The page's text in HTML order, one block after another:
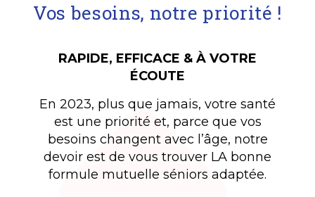
Vos besoins, notre priorité !
RAPIDE, EFFICACE & À VOTRE
ÉCOUTE
En 2023, plus que jamais, votre santé
est une priorité et, parce que vos
besoins changent avec l’âge, notre
devoir est de vous trouver LA bonne
formule mutuelle séniors adaptée.